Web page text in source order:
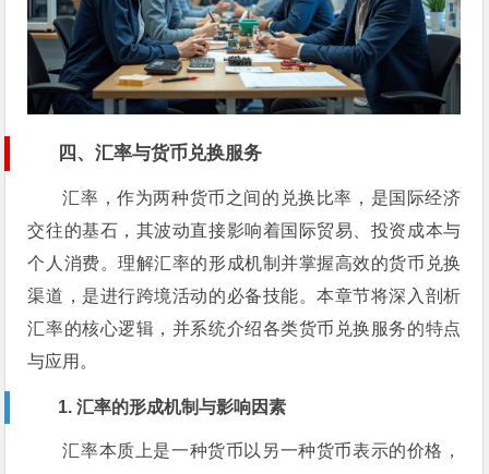
四、汇率与货币兑换服务
汇率，作为两种货币之间的兑换比率，是国际经济
交往的基石，其波动直接影响着国际贸易、投资成本与
个人消费。理解汇率的形成机制并掌握高效的货币兑换
渠道，是进行跨境活动的必备技能。本章节将深入剖析
汇率的核心逻辑，并系统介绍各类货币兑换服务的特点
与应用。
1. 汇率的形成机制与影响因素
汇率本质上是一种货币以另一种货币表示的价格，